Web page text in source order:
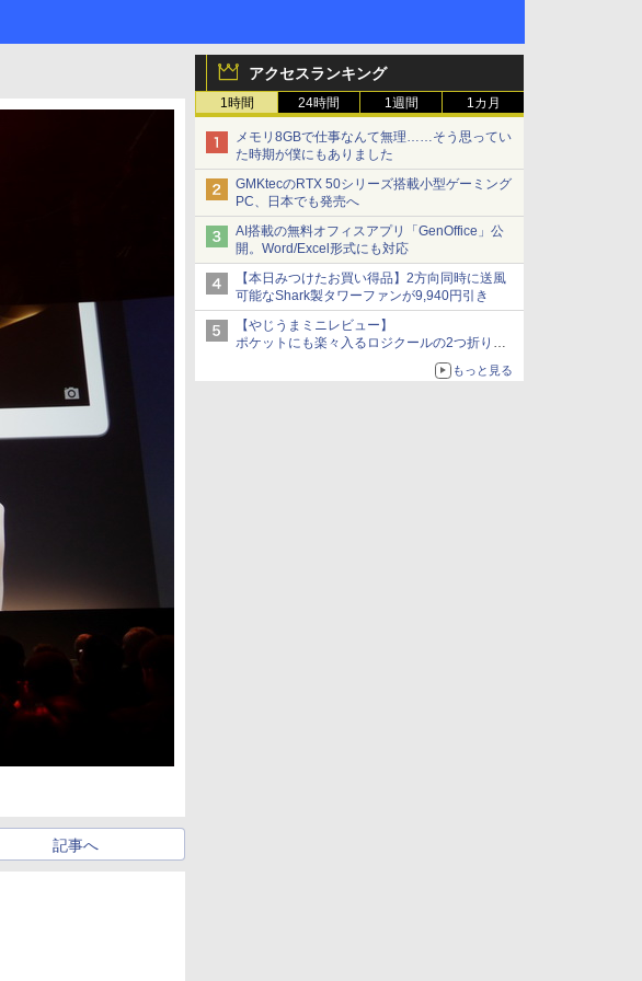
アクセスランキング
1時間 24時間 1週間 1カ月
メモリ8GBで仕事なんて無理……そう思ってい
た時期が僕にもありました
GMKtecのRTX 50シリーズ搭載小型ゲーミング
PC、日本でも発売へ
AI搭載の無料オフィスアプリ「GenOffice」公
開。Word/Excel形式にも対応
【本日みつけたお買い得品】2方向同時に送風
可能なShark製タワーファンが9,940円引き
【やじうまミニレビュー】
ポケットにも楽々入るロジクールの2つ折りマ
ウス「Mobi Fold」。その気になるギミックと
もっと見る
記事へ